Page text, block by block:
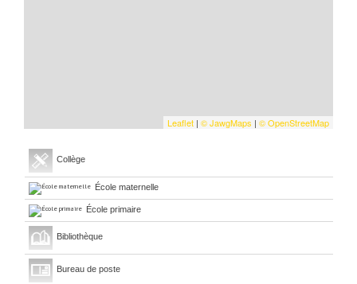
Leaflet | ©JawgMaps | © OpenStreetMap
Collège
École maternelle
École primaire
Bibliothèque
Bureau de poste